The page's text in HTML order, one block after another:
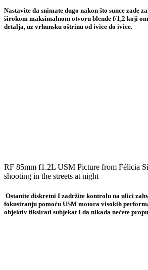
Nastavite da snimate dugo nakon što sunce zađe
širokom maksimalnom otvoru blende f/1,2 koji
detalja, uz vrhunsku oštrinu od ivice do ivice.
RF 85mm f1.2L USM Picture from Félicia
shooting in the streets at night
Ostanite diskretni I zadržite kontrolu na ulici
fokusiranju pomoću USM motora visokih
objektiv fiksirati subjekat I da nikada nećete